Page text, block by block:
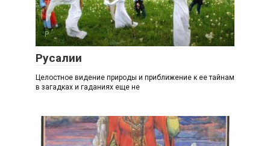
Р
Русалии
Целостное видение природы и приближение к ее тайнам
в загадках и гаданиях еще не